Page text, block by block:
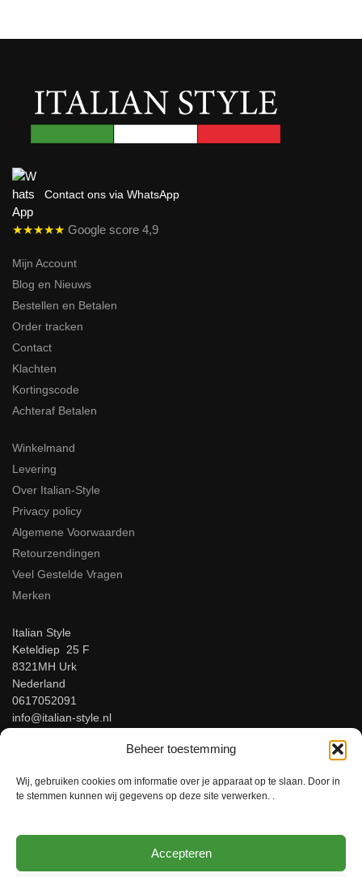
Beheer toestemming
Wij, gebruiken cookies om informatie over je apparaat op te slaan. Door in
te stemmen kunnen wij gegevens op deze site verwerken. .
Accepteren
Contact ons via WhatsApp
★★★★★ Google score 4,9
Mijn Account
Blog en Nieuws
Bestellen en Betalen
Order tracken
Contact
Klachten
Kortingscode
Achteraf Betalen
Winkelmand
Levering
Over Italian-Style
Privacy policy
Algemene Voorwaarden
Retourzendingen
Veel Gestelde Vragen
Merken
Italian Style
Keteldiep 25 F
8321MH Urk
Nederland
0617052091
info@italian-style.nl
BTW: NL866816483B01
Beoordeel ons op Google!